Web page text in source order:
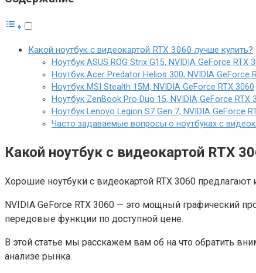
Какой ноутбук с видеокартой RTX 3060 лучше купить?
Ноутбук ASUS ROG Strix G15, NVIDIA GeForce RTX
Ноутбук Acer Predator Helios 300, NVIDIA GeForce
Ноутбук MSI Stealth 15M, NVIDIA GeForce RTX 3060
Ноутбук ZenBook Pro Duo 15, NVIDIA GeForce RTX
Ноутбук Lenovo Legion S7 Gen 7, NVIDIA GeForce
Часто задаваемые вопросы о ноутбуках с
Какой ноутбук с видеокартой RTX
Хорошие ноутбуки с видеокартой RTX 3060
NVIDIA GeForce RTX 3060 — это мощный графический
передовые функции по доступной цене.
В этой статье мы расскажем вам об на что обратить
анализе рынка.